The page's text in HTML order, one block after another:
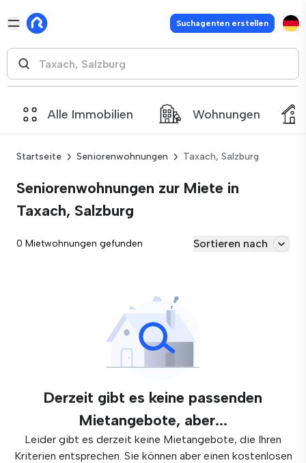
Suchagenten erstellen
Alle Immobilien Wohnungen
Startseite Seniorenwohnungen Taxach, Salzburg
Seniorenwohnungen zur Miete in
Taxach, Salzburg
0 Mietwohnungen gefunden Sortieren nach
Derzeit gibt es keine passenden
Mietangebote, aber...
Leider gibt es derzeit keine Mietangebote, die Ihren
Kriterien entsprechen. Sie können aber einen kostenlosen